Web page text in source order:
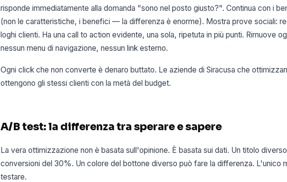
risponde immediatamente alla domanda "sono nel posto giusto?". Continua con i
(non le caratteristiche, i benefici — la differenza è enorme). Mostra prove sociali:
loghi clienti. Ha una call to action evidente, una sola, ripetuta in più punti. Rimuove
nessun menu di navigazione, nessun link esterno.
Ogni click che non converte è denaro buttato. Le aziende di Siracusa che
ottengono gli stessi clienti con la metà del budget.
A/B test: la differenza tra sperare e sapere
La vera ottimizzazione non è basata sull'opinione. È basata sui dati. Un titolo
conversioni del 30%. Un colore del bottone diverso può fare la differenza. L'unico
testare.